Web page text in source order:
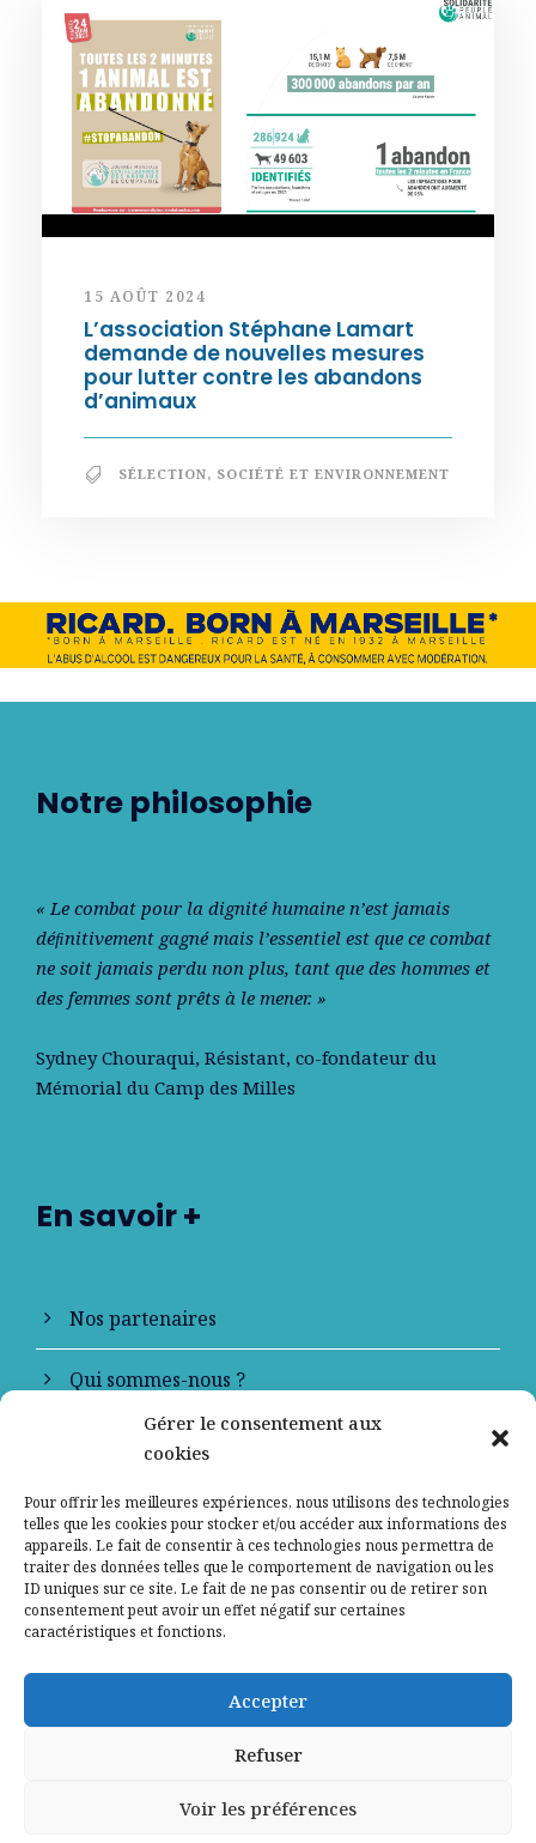
Gérer le consentement aux
cookies
Pour offrir les meilleures expériences, nous utilisons des technologies
telles que les cookies pour stocker et/ou accéder aux informations des
appareils. Le fait de consentir à ces technologies nous permettra de
traiter des données telles que le comportement de navigation ou les
ID uniques sur ce site. Le fait de ne pas consentir ou de retirer son
consentement peut avoir un effet négatif sur certaines
caractéristiques et fonctions.
Accepter
Refuser
Voir les préférences
15 AOÛT 2024
L’association Stéphane Lamart
demande de nouvelles mesures
pour lutter contre les abandons
d’animaux
SÉLECTION, SOCIÉTÉ ET ENVIRONNEMENT
Notre philosophie
« Le combat pour la dignité humaine n’est jamais
déﬁnitivement gagné mais l’essentiel est que ce combat
ne soit jamais perdu non plus, tant que des hommes et
des femmes sont prêts à le mener. »
Sydney Chouraqui, Résistant, co-fondateur du
Mémorial du Camp des Milles
En savoir +
Nos partenaires
Qui sommes-nous ?
Contactez-nous
Mentions légales
Politique de confidentialité